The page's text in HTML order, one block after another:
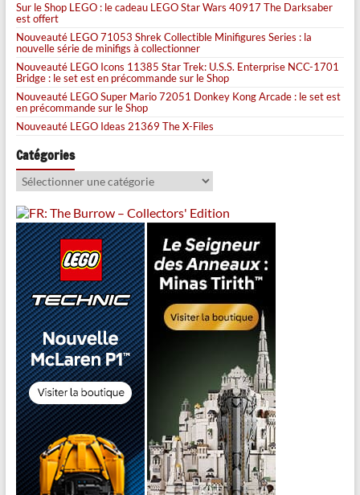
Sur le Shop LEGO : le cadeau LEGO Star Wars 40917 The Darksaber
est offert
Nouveauté LEGO 71053 Shrek Collectible Minifigures Series : la
nouvelle série de minifigs à collectionner
Nouveauté LEGO Icons 11385 Star Trek: U.S.S. Enterprise NCC-1701
Bridge : le set est en précommande sur le Shop
Nouveauté LEGO Super Mario 72051 Donkey Kong Arcade : le set est
en précommande sur le Shop
Nouveauté LEGO Ideas 21369 The X-Files
Catégories
Catégories